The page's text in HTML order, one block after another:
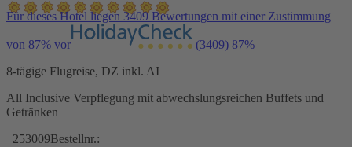
Für dieses Hotel liegen 3409 Bewertungen mit einer Zustimmung
von 87% vor (3409) 87%
8-tägige Flugreise, DZ inkl. AI
All Inclusive Verpflegung mit abwechslungsreichen Buffets und
Getränken
253009Bestellnr.: